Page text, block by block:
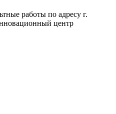
работы по адресу г.
центр